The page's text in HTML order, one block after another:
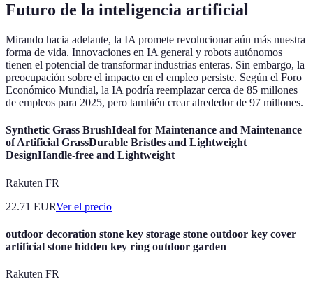
Futuro de la inteligencia artificial
Mirando hacia adelante, la IA promete revolucionar aún más nuestra
forma de vida. Innovaciones en IA general y robots autónomos
tienen el potencial de transformar industrias enteras. Sin embargo, la
preocupación sobre el impacto en el empleo persiste. Según el Foro
Económico Mundial, la IA podría reemplazar cerca de 85 millones
de empleos para 2025, pero también crear alrededor de 97 millones.
Synthetic Grass BrushIdeal for Maintenance and Maintenance
of Artificial GrassDurable Bristles and Lightweight
DesignHandle-free and Lightweight
Rakuten FR
22.71 EURVer el precio
outdoor decoration stone key storage stone outdoor key cover
artificial stone hidden key ring outdoor garden
Rakuten FR